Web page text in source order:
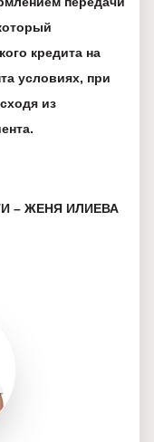
кредита на
условиях, при
из
– ЖЕНЯ ИЛИЕВА